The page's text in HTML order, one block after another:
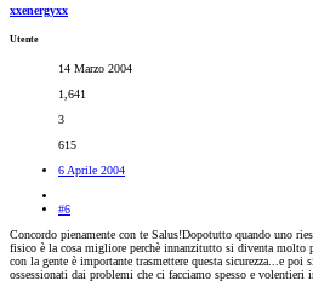
xxenergyxx
Utente
14 Marzo 2004
1,641
3
615
6 Aprile 2004
#6
Concordo pienamente con te Salus!Dopotutto quando uno
fisico è la cosa migliore perchè innanzitutto si diventa molto
con la gente è importante trasmettere questa sicurezza...e poi
ossessionati dai problemi che ci facciamo spesso e volentieri